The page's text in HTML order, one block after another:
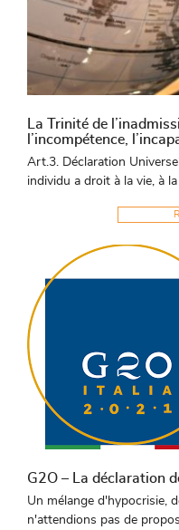
La Trinité de
l’incompétence,
Art.3. Déclaration
individu a droit à la vie, à la
G2O – La déclaration
Un mélange d'hypocrisie,
n'attendions pas de